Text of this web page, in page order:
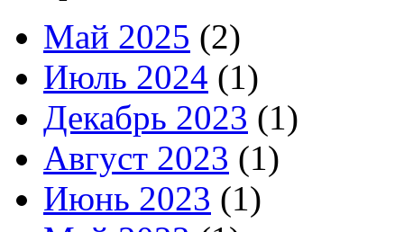
Май 2025 (2)
Июль 2024 (1)
Декабрь 2023 (1)
Август 2023 (1)
Июнь 2023 (1)